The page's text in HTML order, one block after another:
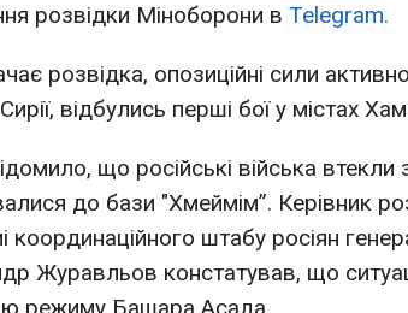
розвідки Міноборони в Telegram.
розвідка, опозиційні сили
відбулись перші бої у містах
що російські війська втекли
до бази "Хмеймім”. Керівник
координаційного штабу росіян
Журавльов констатував, що